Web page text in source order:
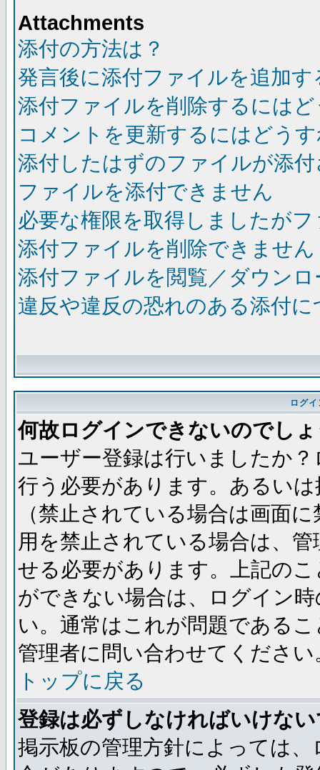
Attachments
添付の方法は？
発言後に添付ファイルを追加
添付ファイルを削除するには
コメントを更新するにはどう
添付したはずのファイルが添
ファイルを添付できません
必要な権限を取得しましたが
添付ファイルを削除できません
添付ファイルを閲覧／ダウン
違反や違反の恐れのある添付
ログ
何故ログインできないのでし
ユーザー登録は行いましたか
行う必要があります。あるい
（禁止されている場合は画面
用を禁止されている場合は、
せる必要があります。上記の
ができない場合は、ログイン
い。通常はこれが問題である
管理者に問い合わせてください
トップに戻る
登録は必ずしなければいけな
掲示板の管理方針によっては